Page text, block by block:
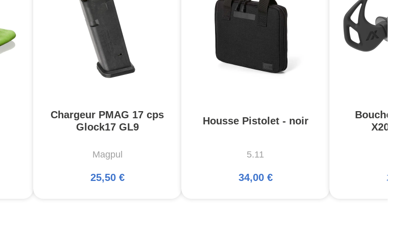
Chargeur PMAG 17 cps
Glock17 GL9
Magpul
25,50 €
Housse Pistolet - noir
5.11
34,00 €
X20